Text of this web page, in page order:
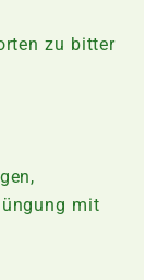
zu bitter
mit